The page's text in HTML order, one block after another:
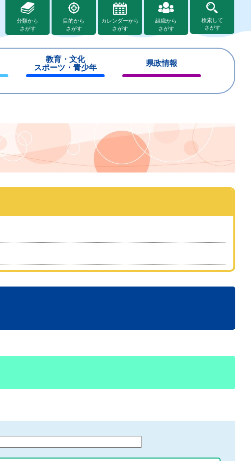
分類から
さがす
目的から
さがす
カレンダーから
さがす
組織から
さがす
検索して
さがす
教育・文化
スポーツ・青少年
じ
県政情報
じ